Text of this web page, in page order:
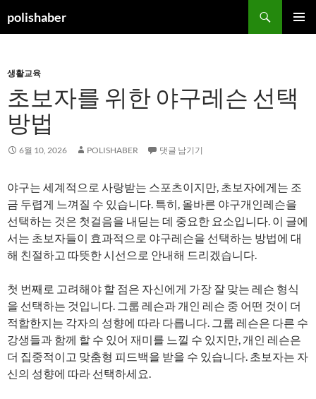
텐
건
뛰
기
polishaber
색
생활교육
초보자를 위한 야구레슨 선택
방법
6월 10, 2026 POLISHABER 댓글 남기기
야구는 세계적으로 사랑받는 스포츠이지만, 초보자에게는 조
금 두렵게 느껴질 수 있습니다. 특히, 올바른 야구개인레슨을
선택하는 것은 첫걸음을 내딛는 데 중요한 요소입니다. 이 글에
서는 초보자들이 효과적으로 야구레슨을 선택하는 방법에 대
해 친절하고 따뜻한 시선으로 안내해 드리겠습니다.
첫 번째로 고려해야 할 점은 자신에게 가장 잘 맞는 레슨 형식
을 선택하는 것입니다. 그룹 레슨과 개인 레슨 중 어떤 것이 더
적합한지는 각자의 성향에 따라 다릅니다. 그룹 레슨은 다른 수
강생들과 함께 할 수 있어 재미를 느낄 수 있지만, 개인 레슨은
더 집중적이고 맞춤형 피드백을 받을 수 있습니다. 초보자는 자
신의 성향에 따라 선택하세요.